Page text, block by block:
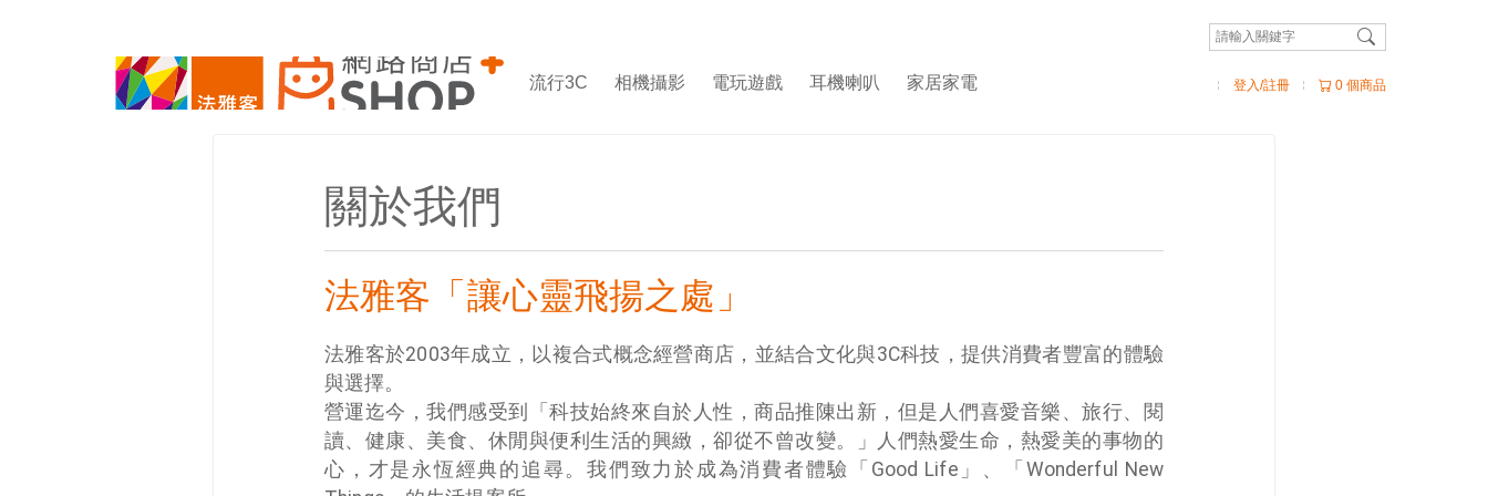
流行3C 相機攝影 電玩遊戲 耳機喇叭 家居家電 0 個商品
登入/註冊
關於我們
法雅客「讓心靈飛揚之處」
法雅客於2003年成立，以複合式概念經營商店，並結合文化與3C科技，提供消費者豐富的體驗
與選擇。
營運迄今，我們感受到「科技始終來自於人性，商品推陳出新，但是人們喜愛音樂、旅行、閱
讀、健康、美食、休閒與便利生活的興緻，卻從不曾改變。」人們熱愛生命，熱愛美的事物的
心，才是永恆經典的追尋。我們致力於成為消費者體驗「Good Life」、「Wonderful New